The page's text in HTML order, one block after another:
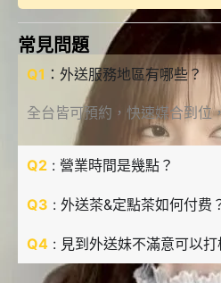
常見問題
Q1 ：外送服務地區有哪些？
全台皆可預約，快速媒合到位
Q2 : 營業時間是幾點？
Q3 : 外送茶&定點茶如何付费
Q4 : 見到外送妹不滿意可以打